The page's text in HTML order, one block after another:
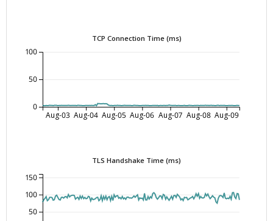
TCP Connection Time (ms)
Aug-03 Aug-04 Aug-05 Aug-06 Aug-07 Aug-08 Aug-09
0
50
100
TLS Handshake Time (ms)
50
100
150